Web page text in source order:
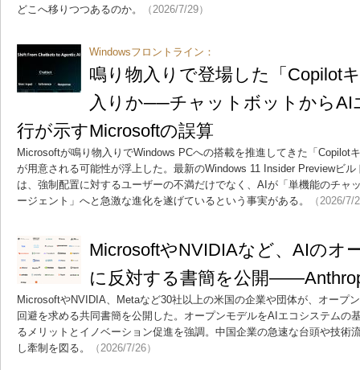
どこへ移りつつあるのか。
（2026/7/29）
Windowsフロントライン：
鳴り物入りで登場した「Copilot
入りか──チャットボットからAI
行が示すMicrosoftの誤算
Microsoftが鳴り物入りでWindows PCへの搭載を推進してきた「Copilot
が用意される可能性が浮上した。最新のWindows 11 Insider Previewビ
は、強制配置に対するユーザーの不満だけでなく、AIが「単機能のチャ
ージェント」へと急激な進化を遂げているという事実がある。
（2026/7/
MicrosoftやNVIDIAなど、AIのオ
に反対する書簡を公開
MicrosoftやNVIDIA、Metaなど30社以上の米国の企業や団体が、オープ
回避を求める共同書簡を公開した。オープンモデルをAIエコシステムの
るメリットとイノベーション促進を強調。中国企業の急速な台頭や技術
し牽制を図る。
（2026/7/26）